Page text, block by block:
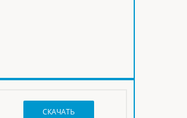
СКАЧАТЬ